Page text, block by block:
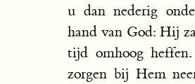
u dan nederig
hand van God: Hij
tijd omhoog
zorgen bij Hem